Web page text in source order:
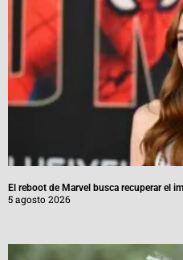
El reboot de Marvel busca recuperar el
5 agosto 2026